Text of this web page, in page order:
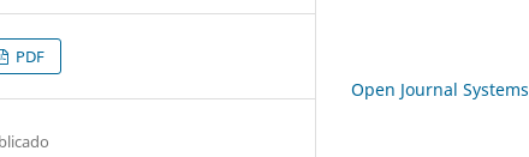
PDF
Open Journal Systems